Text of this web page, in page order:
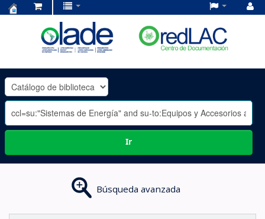
OLADE
-
Ir
Búsqueda avanzada